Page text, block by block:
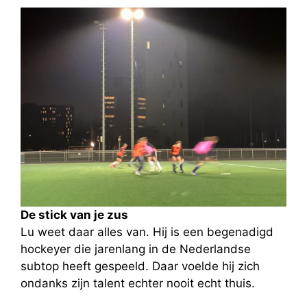
De stick van je zus
Lu weet daar alles van. Hij is een begenadigd
hockeyer die jarenlang in de Nederlandse
subtop heeft gespeeld. Daar voelde hij zich
ondanks zijn talent echter nooit echt thuis.